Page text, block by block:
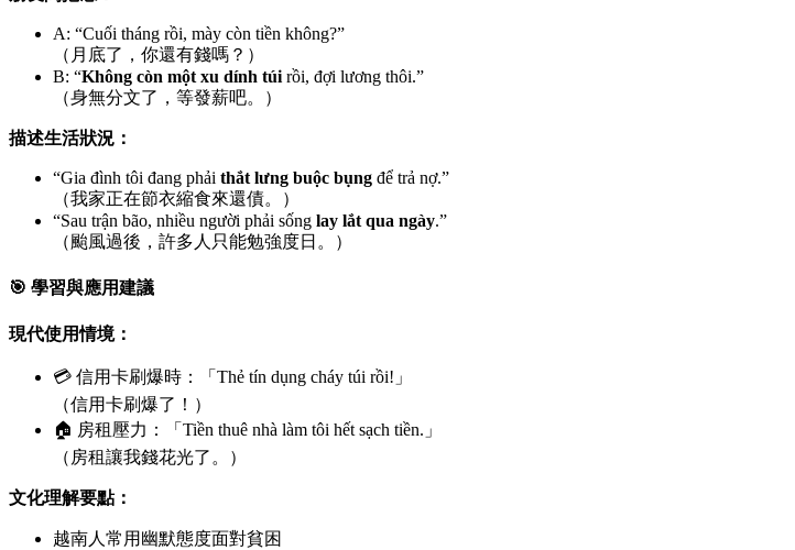
A: “Cuối tháng rồi, mày còn tiền không?”
（月底了，你還有錢嗎？）
B: “Không còn một xu dính túi rồi, đợi lương thôi.”
（身無分文了，等發薪吧。）
描述生活狀況：
“Gia đình tôi đang phải thắt lưng buộc bụng để trả nợ.”
（我家正在節衣縮食來還債。）
“Sau trận bão, nhiều người phải sống lay lắt qua ngày.”
（颱風過後，許多人只能勉強度日。）
🎯 學習與應用建議
現代使用情境：
💳 信用卡刷爆時：「Thẻ tín dụng cháy túi rồi!」
（信用卡刷爆了！）
🏠 房租壓力：「Tiền thuê nhà làm tôi hết sạch tiền.」
（房租讓我錢花光了。）
文化理解要點：
越南人常用幽默態度面對貧困